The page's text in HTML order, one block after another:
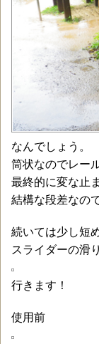
なんでしょう。
筒状なのでレー
最終的に変な止
結構な段差なの
続いては少し短
スライダーの滑
行きます！
使用前